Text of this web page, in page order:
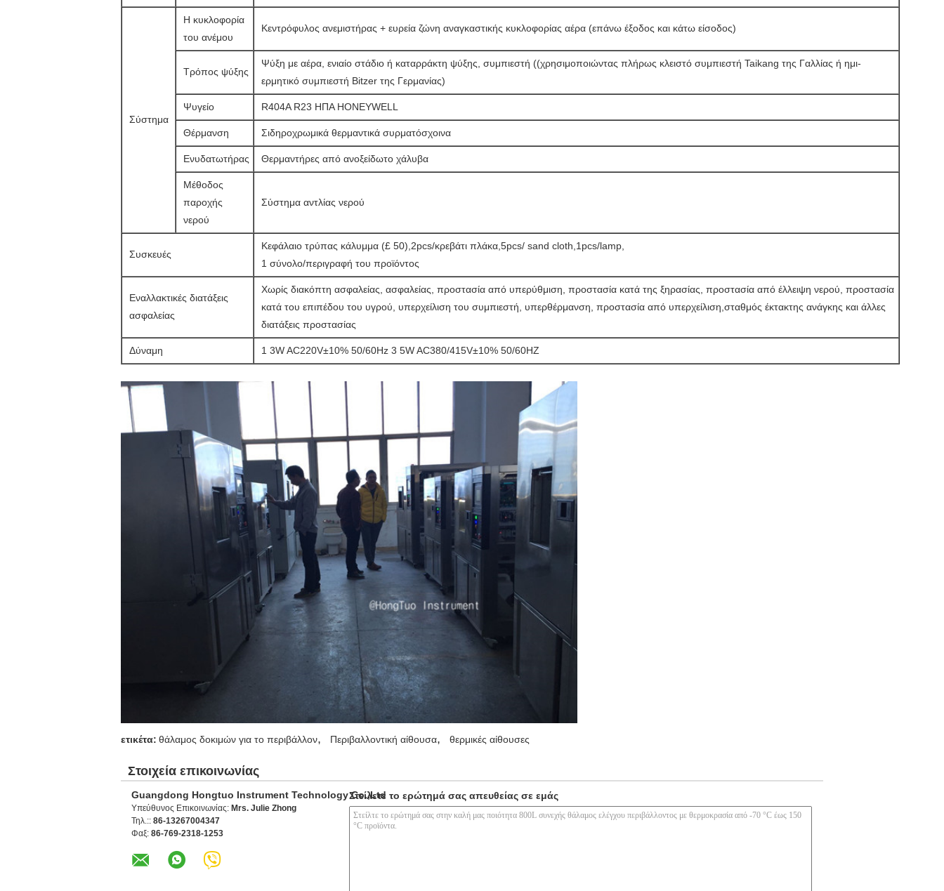
Σύστημα
Η κυκλοφορία
του ανέμου
Κεντρόφυλος ανεμιστήρας + ευρεία ζώνη αναγκαστικής κυκλοφορίας αέρα (επάνω έξοδος και κάτω είσοδος)
Τρόπος ψύξης
Ψύξη με αέρα, ενιαίο στάδιο ή καταρράκτη ψύξης, συμπιεστή ((χρησιμοποιώντας πλήρως κλειστό συμπιεστή Taikang της Γαλλίας ή ημι-
ερμητικό συμπιεστή Bitzer της Γερμανίας)
Ψυγείο R404A R23 ΗΠΑ HONEYWELL
Θέρμανση Σιδηροχρωμικά θερμαντικά συρματόσχοινα
Ενυδατωτήρας Θερμαντήρες από ανοξείδωτο χάλυβα
Μέθοδος
παροχής
νερού
Σύστημα αντλίας νερού
Συσκευές
Κεφάλαιο τρύπας κάλυμμα (£ 50),2pcs/κρεβάτι πλάκα,5pcs/ sand cloth,1pcs/lamp,
1 σύνολο/περιγραφή του προϊόντος
Εναλλακτικές διατάξεις
ασφαλείας
Χωρίς διακόπτη ασφαλείας, ασφαλείας, προστασία από υπερύθμιση, προστασία κατά της ξηρασίας, προστασία από έλλειψη νερού, προστασία
κατά του επιπέδου του υγρού, υπερχείλιση του συμπιεστή, υπερθέρμανση, προστασία από υπερχείλιση,σταθμός έκτακτης ανάγκης και άλλες
διατάξεις προστασίας
Δύναμη 1 3W AC220V±10% 50/60Hz 3 5W AC380/415V±10% 50/60HZ
ετικέτα: θάλαμος δοκιμών για το περιβάλλον, Περιβαλλοντική αίθουσα, θερμικές αίθουσες
Στοιχεία επικοινωνίας
Guangdong Hongtuo Instrument Technology Co.,Ltd
Υπεύθυνος Επικοινωνίας: Mrs. Julie Zhong
Τηλ.:: 86-13267004347
Φαξ: 86-769-2318-1253
Στείλετε το ερώτημά σας απευθείας σε εμάς